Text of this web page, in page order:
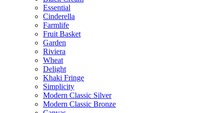
Essential
Cinderella
Farmlife
Fruit Basket
Garden
Riviera
Wheat
Delight
Khaki Fringe
Simplicity
Modern Classic Silver
Modern Classic Bronze